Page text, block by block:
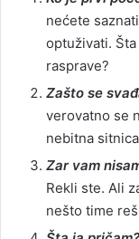
nećete
optuživati.
rasprave?
Zašto se
verovatno se
nebitna
Zar vam
Rekli ste. Ali
nešto time